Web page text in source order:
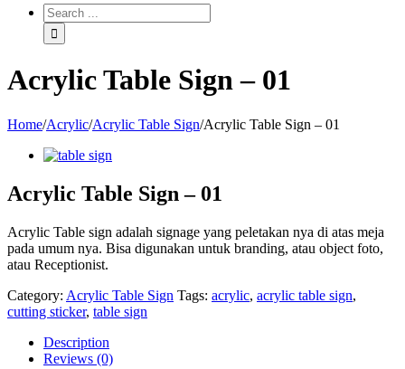
Acrylic Table Sign – 01
Home/Acrylic/Acrylic Table Sign/Acrylic Table Sign – 01
Acrylic Table Sign – 01
Acrylic Table sign adalah signage yang peletakan nya di atas meja
pada umum nya. Bisa digunakan untuk branding, atau object foto,
atau Receptionist.
Category: Acrylic Table Sign Tags: acrylic, acrylic table sign,
cutting sticker, table sign
Description
Reviews (0)